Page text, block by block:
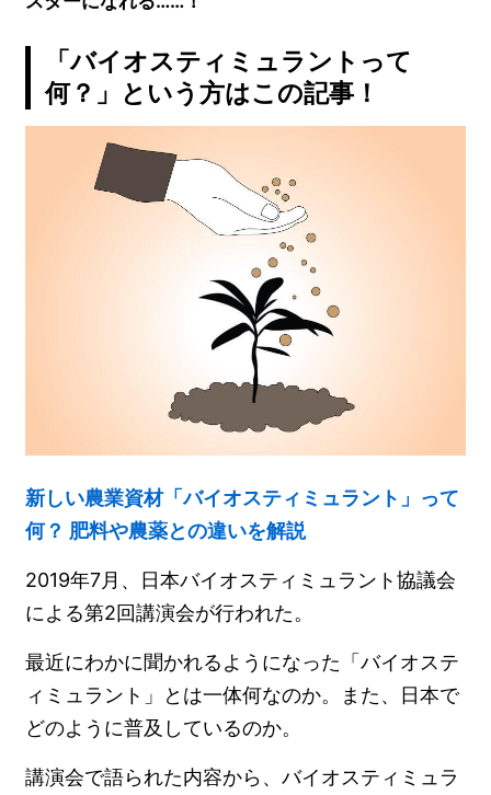
「バイオスティミュラントって
何？」という方はこの記事！
新しい農業資材「バイオスティミュラント」って
何？ 肥料や農薬との違いを解説
2019年7月、日本バイオスティミュラント協議会
による第2回講演会が行われた。
最近にわかに聞かれるようになった「バイオステ
ィミュラント」とは一体何なのか。また、日本で
どのように普及しているのか。
講演会で語られた内容から、バイオスティミュラ